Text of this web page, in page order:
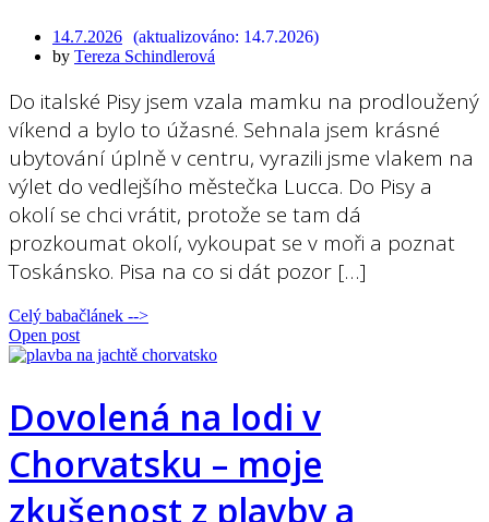
14.7.2026
14.7.2026
by Tereza Schindlerová
Do italské Pisy jsem vzala mamku na prodloužený
víkend a bylo to úžasné. Sehnala jsem krásné
ubytování úplně v centru, vyrazili jsme vlakem na
výlet do vedlejšího městečka Lucca. Do Pisy a
okolí se chci vrátit, protože se tam dá
prozkoumat okolí, vykoupat se v moři a poznat
Toskánsko. Pisa na co si dát pozor […]
Celý babačlánek -->
Open post
Dovolená na lodi v
Chorvatsku – moje
zkušenost z plavby a